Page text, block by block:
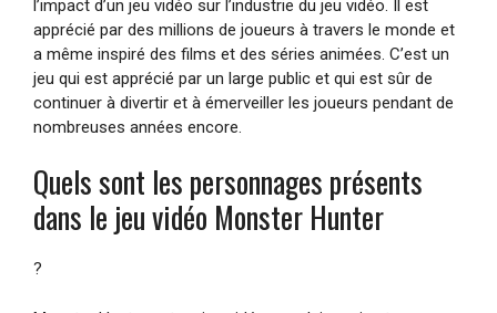
l’impact d’un jeu vidéo sur l’industrie du jeu vidéo. Il est
apprécié par des millions de joueurs à travers le monde et
a même inspiré des films et des séries animées. C’est un
jeu qui est apprécié par un large public et qui est sûr de
continuer à divertir et à émerveiller les joueurs pendant de
nombreuses années encore.
Quels sont les personnages présents
dans le jeu vidéo Monster Hunter
?